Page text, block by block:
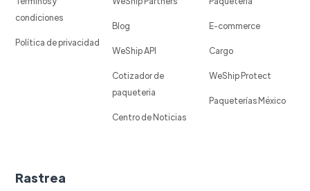
condiciones
Política de privacidad
Blog
WeShip API
Cotizador de
paqueteria
Centro de Noticias
E-commerce
Cargo
WeShip Protect
Paqueterías México
Rastrea